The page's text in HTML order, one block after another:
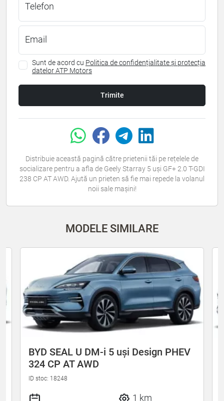
Telefon
Email
Sunt de acord cu Politica de confidențialitate și protecția
datelor ATP Motors
Trimite
Distribuie această pagină către prietenii tăi pe rețelele de
socializare pentru a afla de Geely Starray 5 uși GF+ 2.0 T-GDI
238 CP AT AWD. Ajută un prieten să fie mai repede la volanul
noii sale mașini!
MODELE SIMILARE
BYD SEAL U DM-i 5 uși Design PHEV
324 CP AT AWD
ID stoc: 18248
1 km